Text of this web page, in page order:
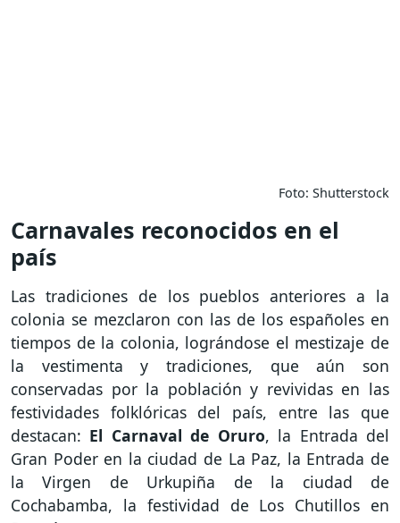
Foto: Shutterstock
Carnavales reconocidos en el
país
Las tradiciones de los pueblos anteriores a la
colonia se mezclaron con las de los españoles en
tiempos de la colonia, lográndose el mestizaje de
la vestimenta y tradiciones, que aún son
conservadas por la población y revividas en las
festividades folklóricas del país, entre las que
destacan: El Carnaval de Oruro, la Entrada del
Gran Poder en la ciudad de La Paz, la Entrada de
la Virgen de Urkupiña de la ciudad de
Cochabamba, la festividad de Los Chutillos en